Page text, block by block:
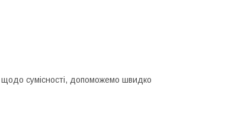
сумісності, допоможемо швидко